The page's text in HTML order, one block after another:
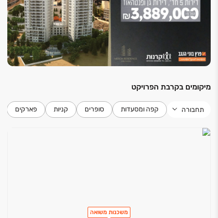
לחיים.
מיקומים בקרבת הפרויקט
תחבורה קפה ומסעדות סופרים קניות פארקים
משכנות משואה